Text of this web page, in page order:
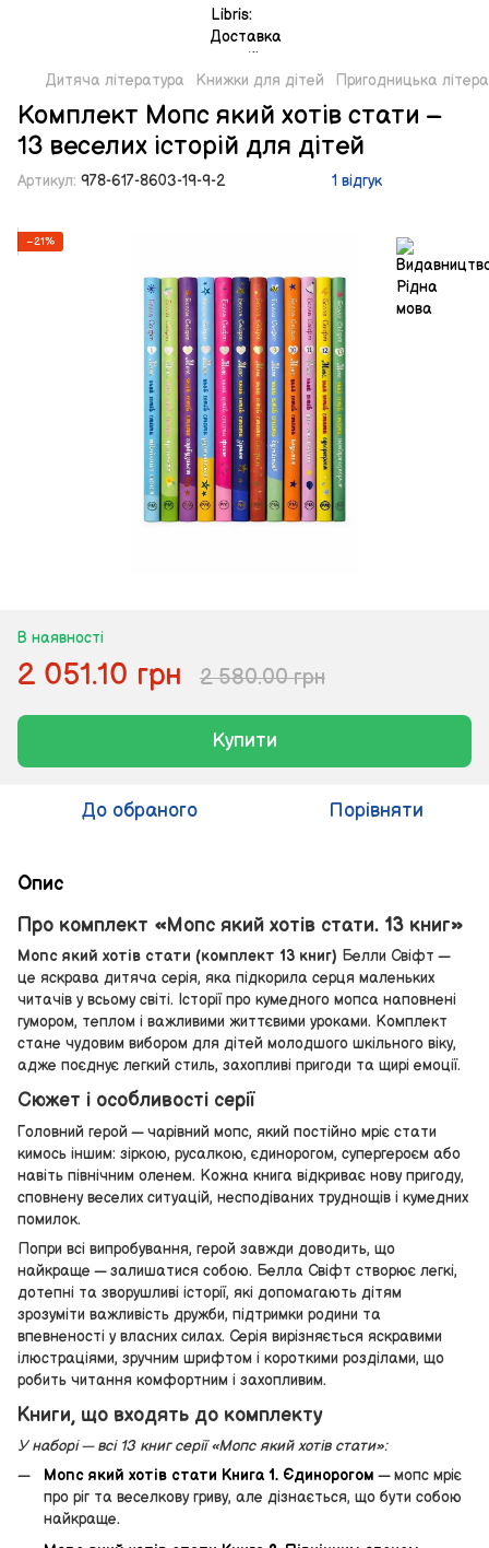
Дитяча література Книжки для дітей Пригодницька
Комплект Мопс який хотів стати –
13 веселих історій для дітей
Артикул: 978-617-8603-19-9-2 1 відгук
−21%
В наявності
2 051.10 грн 2 580.00 грн
Купити
До обраного Порівняти
Опис
Про комплект «Мопс який хотів стати. 13 книг»
Мопс який хотів стати (комплект 13 книг) Белли Свіфт —
це яскрава дитяча серія, яка підкорила серця маленьких
читачів у всьому світі. Історії про кумедного мопса наповнені
гумором, теплом і важливими життєвими уроками. Комплект
стане чудовим вибором для дітей молодшого шкільного віку,
адже поєднує легкий стиль, захопливі пригоди та щирі емоції.
Сюжет і особливості серії
Головний герой — чарівний мопс, який постійно мріє стати
кимось іншим: зіркою, русалкою, єдинорогом, супергероєм або
навіть північним оленем. Кожна книга відкриває нову пригоду,
сповнену веселих ситуацій, несподіваних труднощів і кумедних
помилок.
Попри всі випробування, герой завжди доводить, що
найкраще — залишатися собою. Белла Свіфт створює легкі,
дотепні та зворушливі історії, які допомагають дітям
зрозуміти важливість дружби, підтримки родини та
впевненості у власних силах. Серія вирізняється яскравими
ілюстраціями, зручним шрифтом і короткими розділами, що
робить читання комфортним і захопливим.
Книги, що входять до комплекту
У наборі — всі 13 книг серії «Мопс який хотів стати»:
Мопс який хотів стати Книга 1. Єдинорогом — мопс мріє
про ріг та веселкову гриву, але дізнається, що бути собою
найкраще.